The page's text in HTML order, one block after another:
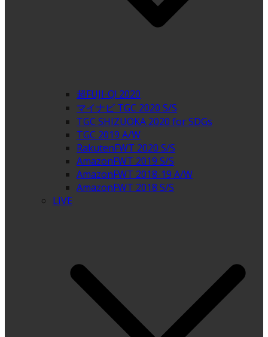
超FUJI-Q! 2020
マイナビ TGC 2020 S/S
TGC SHIZUOKA 2020 for SDGs
TGC 2019 A/W
RakutenFWT 2020 S/S
AmazonFWT 2019 S/S
AmazonFWT 2018-19 A/W
AmazonFWT 2018 S/S
LIVE